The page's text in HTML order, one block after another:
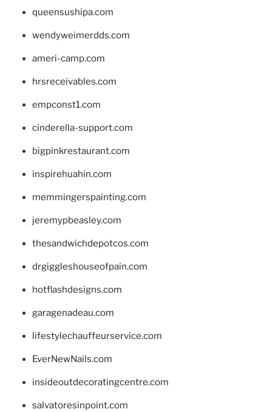
queensushipa.com
wendyweimerdds.com
ameri-camp.com
hrsreceivables.com
empconst1.com
cinderella-support.com
bigpinkrestaurant.com
inspirehuahin.com
memmingerspainting.com
jeremypbeasley.com
thesandwichdepotcos.com
drgiggleshouseofpain.com
hotflashdesigns.com
garagenadeau.com
lifestylechauffeurservice.com
EverNewNails.com
insideoutdecoratingcentre.com
salvatoresinpoint.com